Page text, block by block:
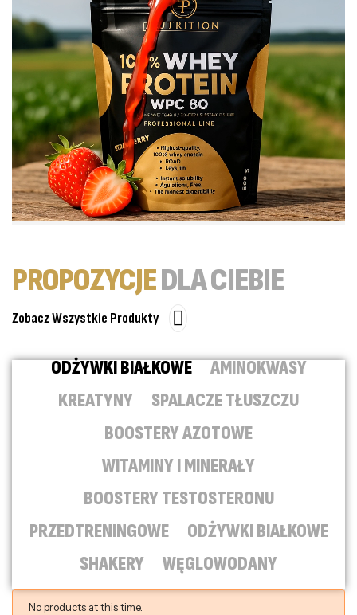
PROPOZYCJEDLA CIEBIE
Zobacz Wszystkie Produkty
ODŻYWKI BIAŁKOWE
AMINOKWASY
KREATYNY
SPALACZE TŁUSZCZU
BOOSTERY AZOTOWE
WITAMINY I MINERAŁY
BOOSTERY TESTOSTERONU
PRZEDTRENINGOWE
ODŻYWKI BIAŁKOWE
SHAKERY
WĘGLOWODANY
No products at this time.